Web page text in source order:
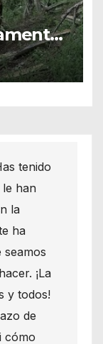
en
tenido
han
la
ha
seamos
¡La
y todos!
de
cómo